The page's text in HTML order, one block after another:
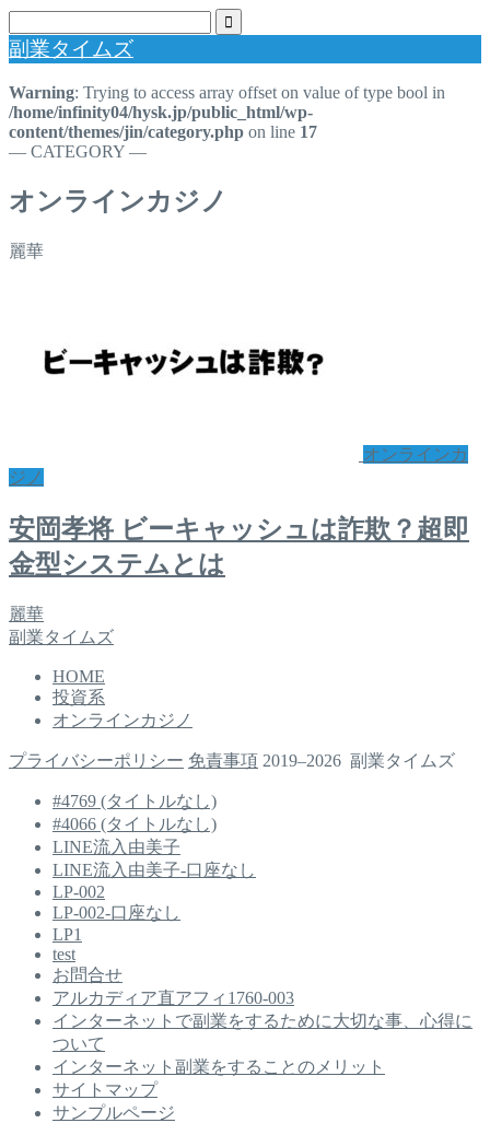
副業タイムズ
Warning: Trying to access array offset on value of type bool in
/home/infinity04/hysk.jp/public_html/wp-
content/themes/jin/category.php on line 17
― CATEGORY ―
オンラインカジノ
麗華
オンラインカ
ジノ
安岡孝将 ビーキャッシュは詐欺？超即
金型システムとは
麗華
副業タイムズ
HOME
投資系
オンラインカジノ
プライバシーポリシー 免責事項 2019–2026 副業タイムズ
#4769 (タイトルなし)
#4066 (タイトルなし)
LINE流入由美子
LINE流入由美子-口座なし
LP-002
LP-002-口座なし
LP1
test
お問合せ
アルカディア直アフィ1760-003
インターネットで副業をするために大切な事、心得に
ついて
インターネット副業をすることのメリット
サイトマップ
サンプルページ